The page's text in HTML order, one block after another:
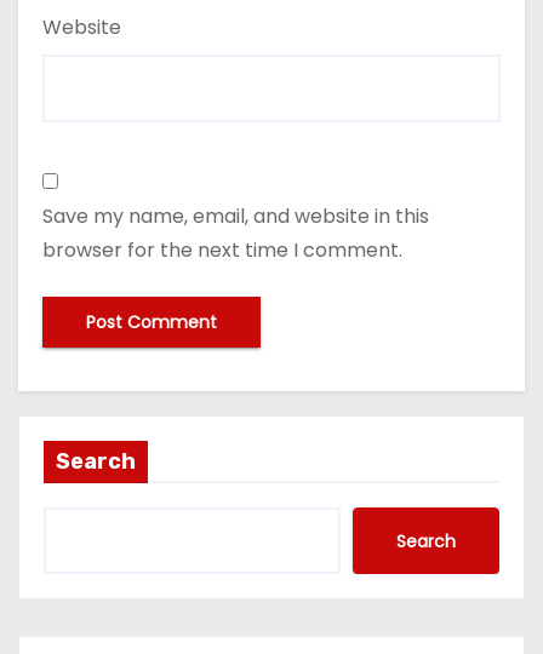
Website
Save my name, email, and website in this
browser for the next time I comment.
Search
Search